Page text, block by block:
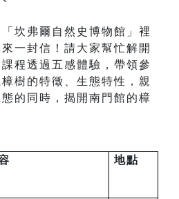
「坎弗爾自然史博物館」裡
一封信！請大家幫忙解開
程透過五感體驗，帶領參
樹的特徵、生態特性，親
的同時，揭開南門館的樟
地點